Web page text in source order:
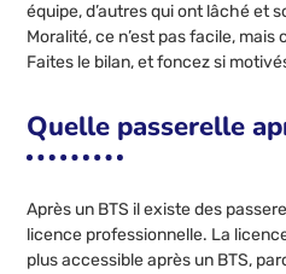
équipe, d’autres qui ont lâché et
Moralité, ce n’est pas facile,
Faites le bilan, et foncez si
Quelle passerelle
Après un BTS il existe des
licence professionnelle. La
plus accessible après un BTS,